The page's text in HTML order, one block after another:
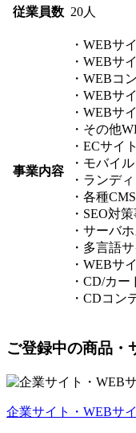
従業員数 20人
事業内容
・WEBサ
・WEBサ
・WEBコ
・WEBサ
・WEBサ
・その他
・ECサイ
・モバイ
・ランデ
・各種
・SEO対
・サーバ
・多言語
・WEBサ
・CD/カ
・CDコン
ご登録中の商品・
企業サイト・WEBサ